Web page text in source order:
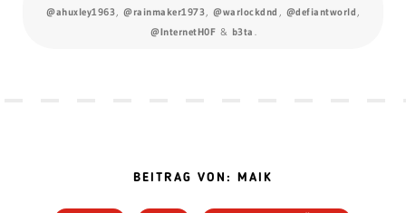
@ahuxley1963, @rainmaker1973, @warlockdnd , @defiantworld ,
@InternetH0F & b3ta .
BEITRAG VON: MAIK